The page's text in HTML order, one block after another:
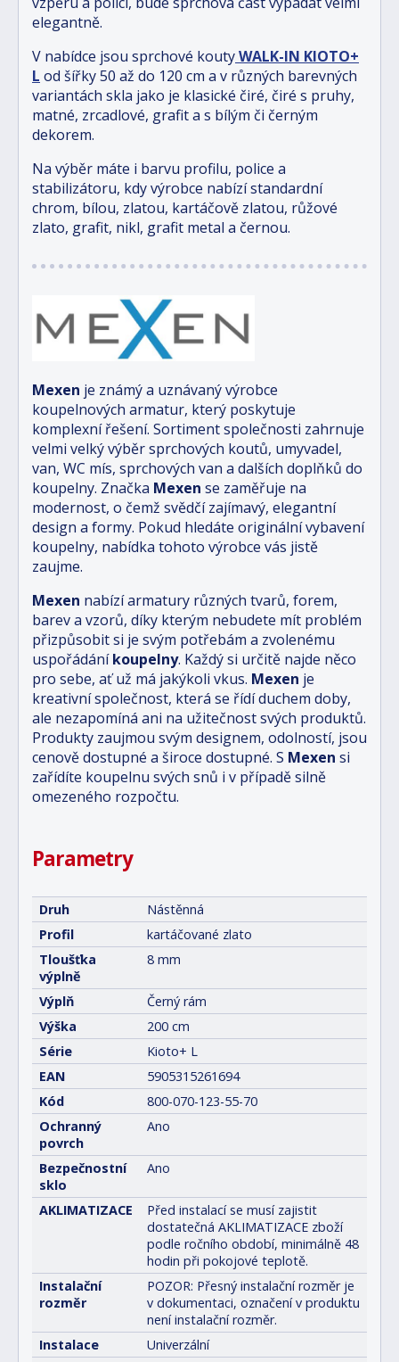
elegantně.
V nabídce jsou sprchové koutyWALK-IN KIOTO+
L od šířky 50 až do 120 cm a v různých barevných
variantách skla jako je klasické čiré, čiré s pruhy,
matné, zrcadlové, grafit a s bílým či černým
dekorem.
Na výběr máte i barvu profilu, police a
stabilizátoru, kdy výrobce nabízí standardní
chrom, bílou, zlatou, kartáčově zlatou, růžové
zlato, grafit, nikl, grafit metal a černou.
Mexen je známý a uznávaný výrobce
koupelnových armatur, který poskytuje
komplexní řešení. Sortiment společnosti zahrnuje
velmi velký výběr sprchových koutů, umyvadel,
van, WC mís, sprchových van a dalších doplňků do
koupelny. Značka Mexen se zaměřuje na
modernost, o čemž svědčí zajímavý, elegantní
design a formy. Pokud hledáte originální vybavení
koupelny, nabídka tohoto výrobce vás jistě
zaujme.
Mexen nabízí armatury různých tvarů, forem,
barev a vzorů, díky kterým nebudete mít problém
přizpůsobit si je svým potřebám a zvolenému
uspořádání koupelny. Každý si určitě najde něco
pro sebe, ať už má jakýkoli vkus. Mexen je
kreativní společnost, která se řídí duchem doby,
ale nezapomíná ani na užitečnost svých produktů.
Produkty zaujmou svým designem, odolností, jsou
cenově dostupné a široce dostupné. S Mexen si
zařídíte koupelnu svých snů i v případě silně
omezeného rozpočtu.
Parametry
Druh
Nástěnná
Profil
kartáčované zlato
Tloušťka
výplně
8 mm
Výplň
Černý rám
Výška
200 cm
Série
Kioto+ L
EAN
5905315261694
Kód
800-070-123-55-70
Ochranný
povrch
Ano
Bezpečnostní
sklo
Ano
AKLIMATIZACE
Před instalací se musí zajistit
dostatečná AKLIMATIZACE zboží
podle ročního období, minimálně 48
hodin při pokojové teplotě.
Instalační
rozměr
POZOR: Přesný instalační rozměr je
v dokumentaci, označení v produktu
není instalační rozměr.
Instalace
Univerzální